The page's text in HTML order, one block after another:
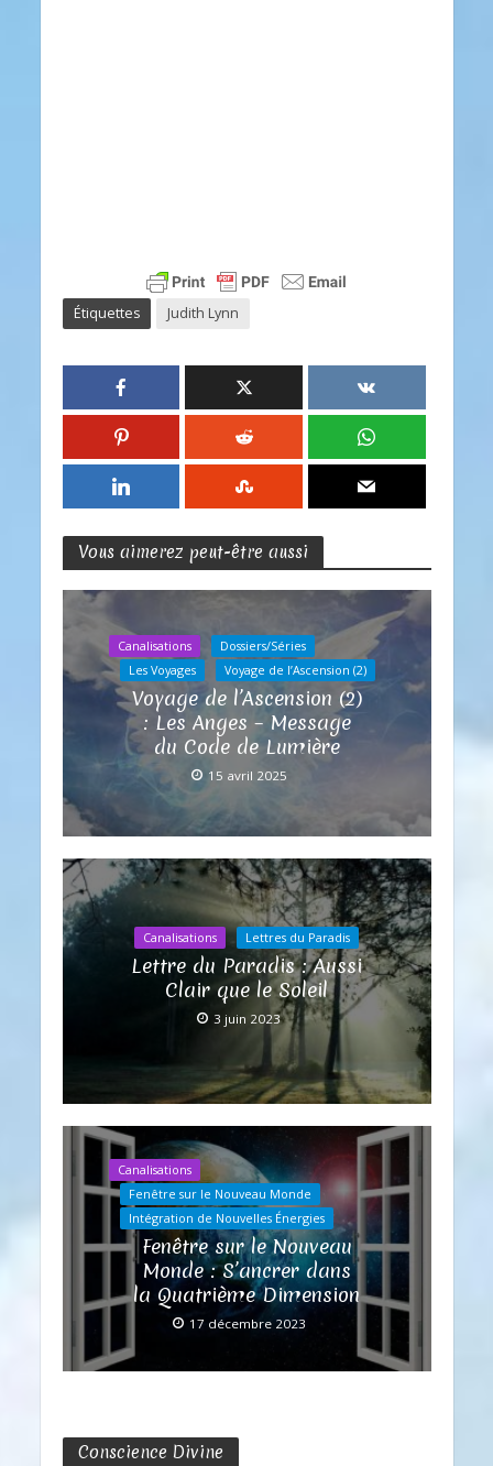
Étiquettes Judith Lynn
Vous aimerez peut-être aussi
Canalisations
Dossiers/Séries
Les Voyages
Voyage de l’Ascension (2)
Voyage de l’Ascension (2)
: Les Anges – Message
du Code de Lumière
15 avril 2025
Canalisations Lettres du Paradis
Lettre du Paradis : Aussi
Clair que le Soleil
3 juin 2023
Canalisations
Fenêtre sur le Nouveau Monde
Intégration de Nouvelles Énergies
Fenêtre sur le Nouveau
Monde : S’ancrer dans
la Quatrième Dimension
17 décembre 2023
Conscience Divine